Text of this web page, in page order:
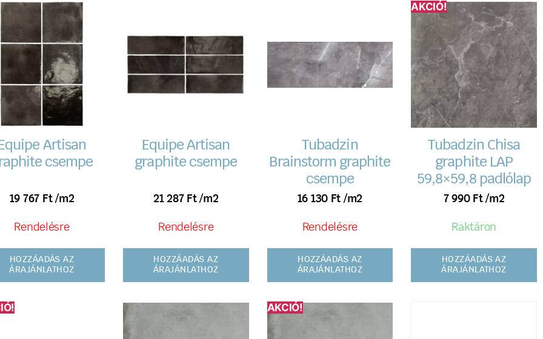
Artisan
csempe
19 767 Ft /m2
Rendelésre
HOZZÁADÁS AZ
ÁRAJÁNLATHOZ
Equipe Artisan
graphite csempe
21 287 Ft /m2
Rendelésre
HOZZÁADÁS AZ
ÁRAJÁNLATHOZ
Tubadzin
Brainstorm graphite
csempe
16 130 Ft /m2
Rendelésre
HOZZÁADÁS AZ
ÁRAJÁNLATHOZ
AKCIÓ!
Tubadzin Chisa
graphite LAP
59,8×59,8 padlólap
7 990 Ft /m2
Raktáron
HOZZÁADÁS AZ
ÁRAJÁNLATHOZ
AKCIÓ!